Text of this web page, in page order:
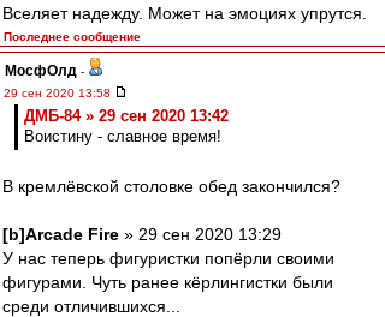
Вселяет надежду. Может на эмоциях упрутся.
Последнее сообщение
МосфОлд -
29 сен 2020 13:58
ДМБ-84 » 29 сен 2020 13:42
Воистину - славное время!
В кремлёвской столовке обед закончился?
[b]Arcade Fire » 29 сен 2020 13:29
У нас теперь фигуристки попёрли своими
фигурами. Чуть ранее кёрлингистки были
среди отличившихся...